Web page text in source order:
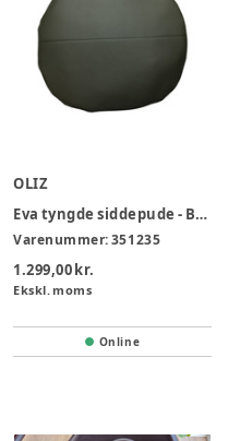
OLIZ
Eva tyngde siddepude - Blød
Varenummer:351235
1.299,00 kr.
Ekskl. moms
Online